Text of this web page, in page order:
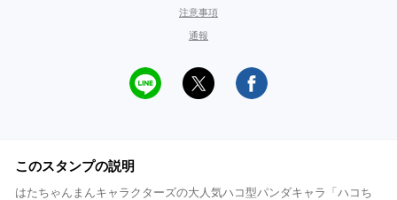
注意事項
通報
このスタンプの説明
はたちゃんまんキャラクターズの大人気ハコ型パンダキャラ「ハコち